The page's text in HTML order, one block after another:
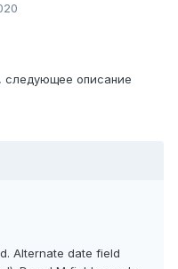
следующее описание
Alternate date field